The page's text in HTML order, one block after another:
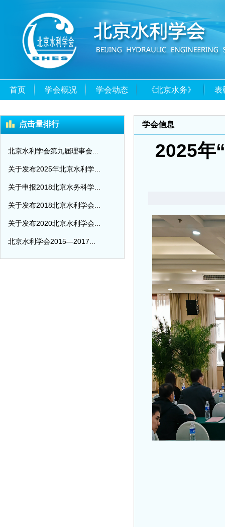
首页 学会概况 学会动态 《北京水务》 表
点击量排行
北京水利学会第九届理事会...
关于发布2025年北京水利学...
关于申报2018北京水务科学...
关于发布2018北京水利学会...
关于发布2020北京水利学会...
北京水利学会2015—2017...
学会信息
2025年